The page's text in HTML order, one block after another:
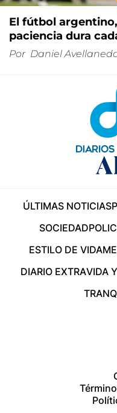
El fútbol
paciencia dura
Por Daniel
ÚLTIMAS NOTICIAS
SOCIEDAD
ESTILO DE VIDA
DIARIO EXTRAVIDA